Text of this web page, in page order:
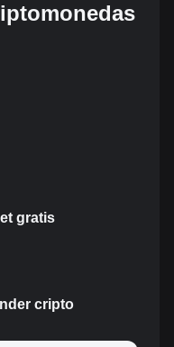
gratis
cripto